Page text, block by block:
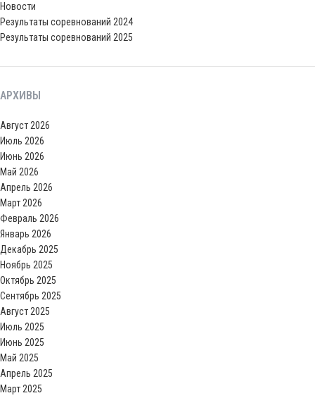
Новости
Результаты соревнований 2024
Результаты соревнований 2025
АРХИВЫ
Август 2026
Июль 2026
Июнь 2026
Май 2026
Апрель 2026
Март 2026
Февраль 2026
Январь 2026
Декабрь 2025
Ноябрь 2025
Октябрь 2025
Сентябрь 2025
Август 2025
Июль 2025
Июнь 2025
Май 2025
Апрель 2025
Март 2025